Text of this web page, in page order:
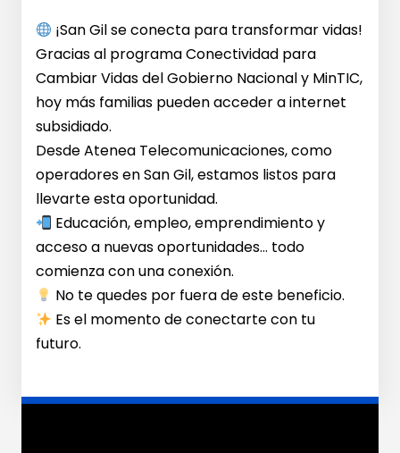
¡San Gil se conecta para transformar vidas!
Gracias al programa Conectividad para
Cambiar Vidas del Gobierno Nacional y MinTIC,
hoy más familias pueden acceder a internet
subsidiado.
Desde Atenea Telecomunicaciones, como
operadores en San Gil, estamos listos para
llevarte esta oportunidad.
Educación, empleo, emprendimiento y
acceso a nuevas oportunidades… todo
comienza con una conexión.
No te quedes por fuera de este beneficio.
Es el momento de conectarte con tu
futuro.